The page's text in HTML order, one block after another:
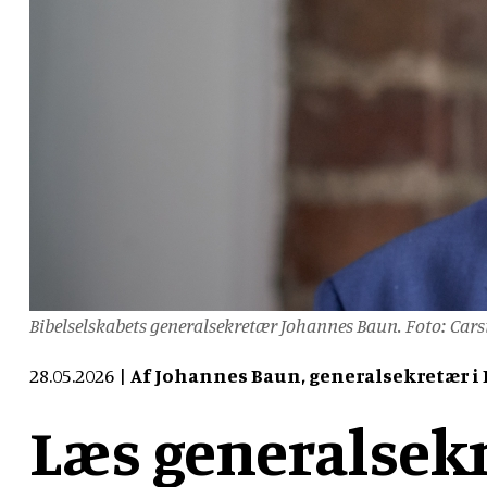
Bibelselskabets generalsekretær Johannes Baun. Foto:
28.05.2026 Af Johannes Baun, generalsekretær i
Læs